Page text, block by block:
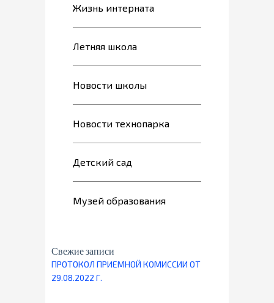
Жизнь интерната
Летняя школа
Новости школы
Новости технопарка
Детский сад
Музей образования
Свежие записи
ПРОТОКОЛ ПРИЕМНОЙ КОМИССИИ ОТ
29.08.2022 Г.